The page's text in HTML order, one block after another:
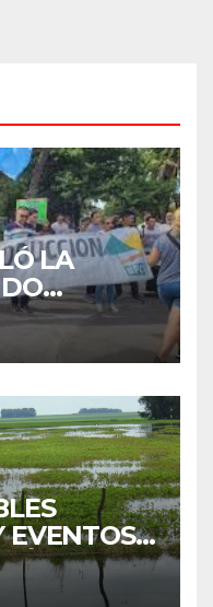
LA
DE
EVENTOS
SER UN